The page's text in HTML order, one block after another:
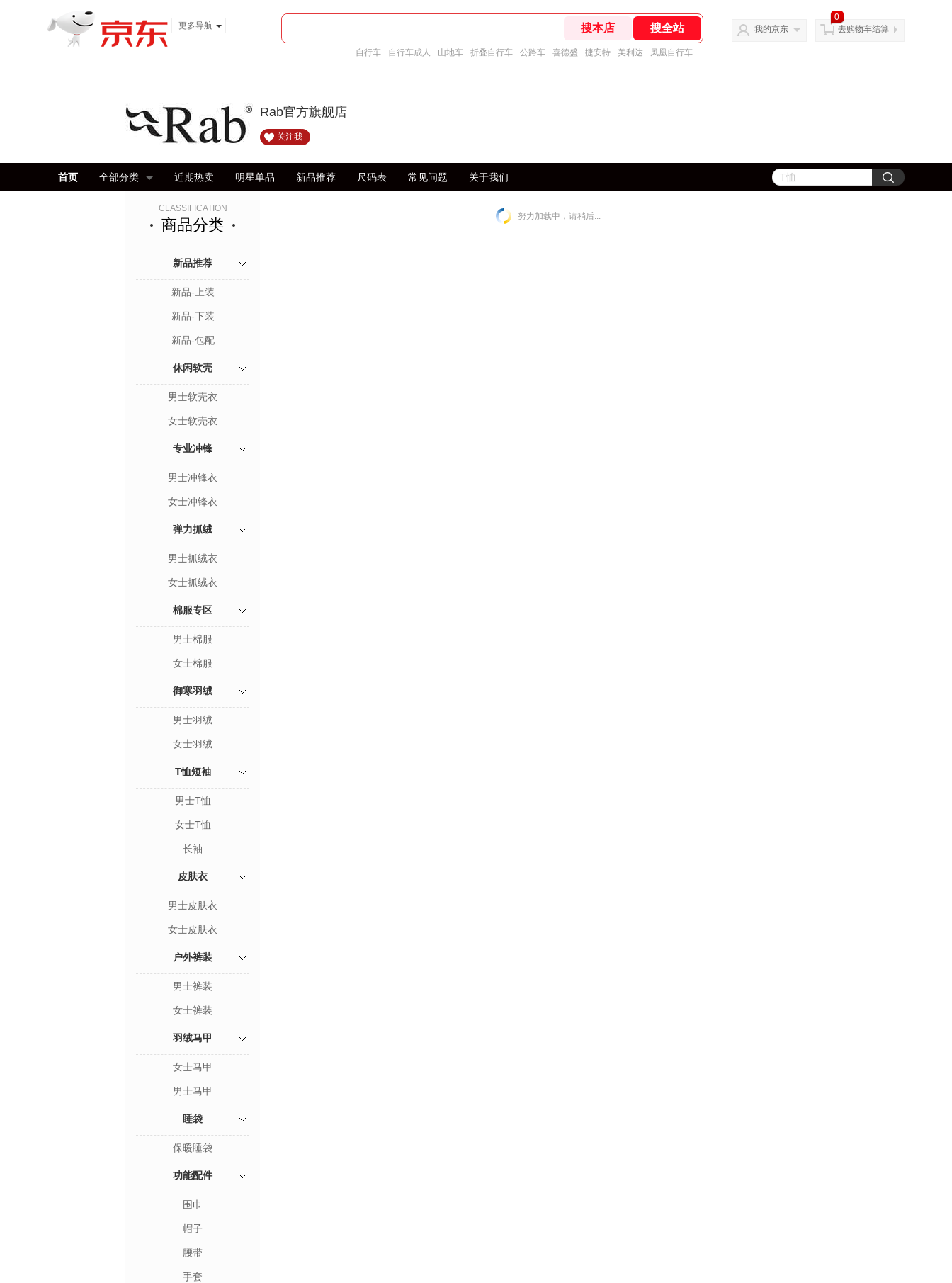
更多导航
自行车 自行车成人 山地车 折叠自行车 公路车 喜德盛 捷安特 美利达 凤凰自行车
我的京东
0
去购物车结算
Rab官方旗舰店
关注我
首页 全部分类 近期热卖 明星单品 新品推荐 尺码表 常见问题 关于我们
CLASSIFICATION
商品分类
新品推荐
新品-上装
新品-下装
新品-包配
休闲软壳
男士软壳衣
女士软壳衣
专业冲锋
男士冲锋衣
女士冲锋衣
弹力抓绒
男士抓绒衣
女士抓绒衣
棉服专区
男士棉服
女士棉服
御寒羽绒
男士羽绒
女士羽绒
T恤短袖
男士T恤
女士T恤
长袖
皮肤衣
男士皮肤衣
女士皮肤衣
户外裤装
男士裤装
女士裤装
羽绒马甲
女士马甲
男士马甲
睡袋
保暖睡袋
功能配件
围巾
帽子
腰带
手套
努力加载中，请稍后...